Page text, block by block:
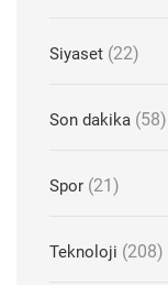
Siyaset (22)
Son dakika (58)
Spor (21)
Teknoloji (208)